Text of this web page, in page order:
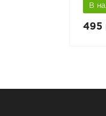
В
495